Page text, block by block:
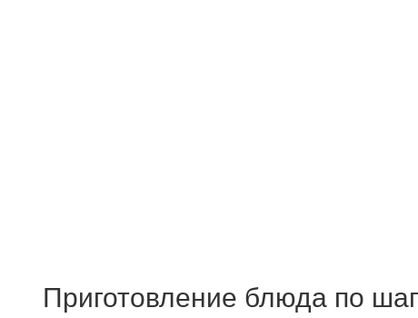
Приготовление блюда по